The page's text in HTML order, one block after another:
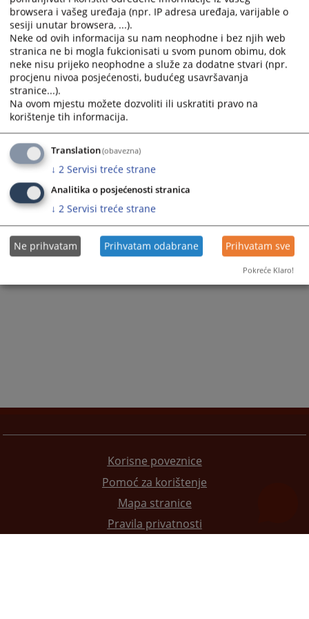
Prateći dokumenti
Odluka o pokretanju postupka JN_pečat za suvi otisak
279 PREGLEDA
Korisne poveznice
Pomoć za korištenje
Mapa stranice
Pravila privatnosti
browsera i vašeg uređaja (npr. IP adresa uređaja, varijable o
sesiji unutar browsera, ...).
Neke od ovih informacija su nam neophodne i bez njih web
stranica ne bi mogla fukcionisati u svom punom obimu, dok
neke nisu prijeko neophodne a služe za dodatne stvari (npr.
procjenu nivoa posjećenosti, budućeg usavršavanja
stranice...).
Na ovom mjestu možete dozvoliti ili uskratiti pravo na
korištenje tih informacija.
Translation(obavezna)
↓ 2 Servisi treće strane
Analitika o posjećenosti stranica
↓ 2 Servisi treće strane
Ne prihvatam Prihvatam odabrane Prihvatam sve
Pokreće Klaro!